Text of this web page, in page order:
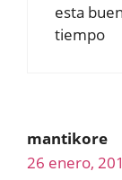
esta
tiempo
mantikore
26 enero,